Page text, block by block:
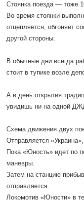
Стоянка поезда — тоже
Во время стоянки
отцепляется, обгоняет
другой стороны.
В обычные дни всегда
стоит в тупике возле
А в день открытия
увидишь ни на одной
Схема движения двух
Отправляется
Пока «Юность» идет по
маневры.
Затем на станцию
отправляется.
Локомотив «Юности» в